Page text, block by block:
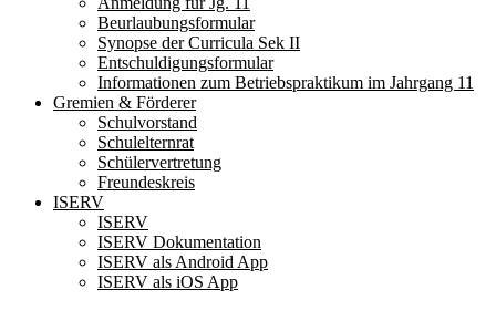
Beurlaubungsformular
Synopse der Curricula Sek II
Entschuldigungsformular
Informationen zum Betriebspraktikum im Jahrgang 11
Gremien & Förderer
Schulvorstand
Schulelternrat
Schülervertretung
Freundeskreis
ISERV
ISERV
ISERV Dokumentation
ISERV als Android App
ISERV als iOS App